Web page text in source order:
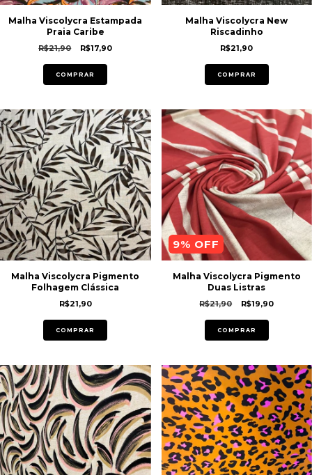
Malha Viscolycra Estampada
Praia Caribe
R$21,90 R$17,90
COMPRAR
Malha Viscolycra New
Riscadinho
R$21,90
COMPRAR
Malha Viscolycra Pigmento
Folhagem Clássica
R$21,90
COMPRAR
9% OFF
Malha Viscolycra Pigmento
Duas Listras
R$21,90 R$19,90
COMPRAR